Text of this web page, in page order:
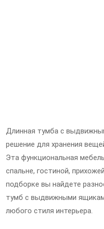
Длинная тумба с
решение для хранения
Эта функциональная
спальне, гостиной,
подборке вы найдете
тумб с выдвижными
любого стиля интерьера.